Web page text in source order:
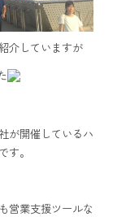
介していますが
が開催しているハ
す。
営業支援ツールな